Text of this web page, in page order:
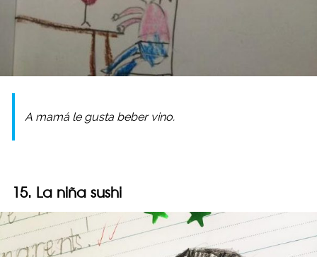
A mamá le gusta beber vino.
15. La niña sushi